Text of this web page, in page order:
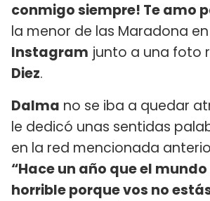
conmigo siempre! Te amo
la menor de las Maradona
Instagram junto a una foto
Diez.
Dalma no se iba a quedar
le dedicó unas sentidas
en la red mencionada
“Hace un año que el
horrible porque vos no